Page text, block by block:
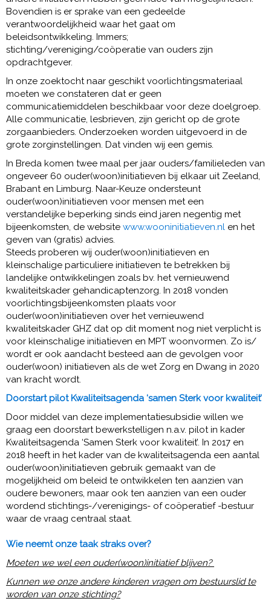
Bovendien is er sprake van een gedeelde
verantwoordelijkheid waar het gaat om
beleidsontwikkeling. Immers;
stichting/vereniging/coöperatie van ouders zijn
opdrachtgever.
In onze zoektocht naar geschikt voorlichtingsmateriaal
moeten we constateren dat er geen
communicatiemiddelen beschikbaar voor deze doelgroep.
Alle communicatie, lesbrieven, zijn gericht op de grote
zorgaanbieders. Onderzoeken worden uitgevoerd in de
grote zorginstellingen. Dat vinden wij een gemis.
In Breda komen twee maal per jaar ouders/familieleden van
ongeveer 60 ouder(woon)initiatieven bij elkaar uit Zeeland,
Brabant en Limburg. Naar-Keuze ondersteunt
ouder(woon)initiatieven voor mensen met een
verstandelijke beperking sinds eind jaren negentig met
bijeenkomsten, de website www.wooninitiatieven.nl en het
geven van (gratis) advies.
Steeds proberen wij ouder(woon)initiatieven en
kleinschalige particuliere initiatieven te betrekken bij
landelijke ontwikkelingen zoals bv. het vernieuwend
kwaliteitskader gehandicaptenzorg. In 2018 vonden
voorlichtingsbijeenkomsten plaats voor
ouder(woon)initiatieven over het vernieuwend
kwaliteitskader GHZ dat op dit moment nog niet verplicht is
voor kleinschalige initiatieven en MPT woonvormen. Zo is/
wordt er ook aandacht besteed aan de gevolgen voor
ouder(woon) initiatieven als de wet Zorg en Dwang in 2020
van kracht wordt.
Doorstart pilot Kwaliteitsagenda ‘samen Sterk voor kwaliteit’
Door middel van deze implementatiesubsidie willen we
graag een doorstart bewerkstelligen n.a.v. pilot in kader
Kwaliteitsagenda ‘Samen Sterk voor kwaliteit’. In 2017 en
2018 heeft in het kader van de kwaliteitsagenda een aantal
ouder(woon)initiatieven gebruik gemaakt van de
mogelijkheid om beleid te ontwikkelen ten aanzien van
oudere bewoners, maar ook ten aanzien van een ouder
wordend stichtings-/verenigings- of coöperatief -bestuur
waar de vraag centraal staat.
Wie neemt onze taak straks over?
Moeten we wel een ouder(woon)initiatief blijven?
Kunnen we onze andere kinderen vragen om bestuurslid te
worden van onze stichting?